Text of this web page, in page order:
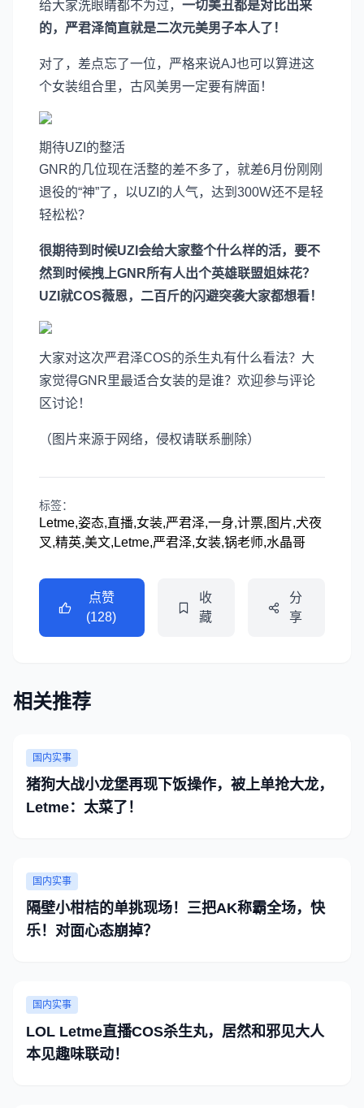
给大家洗眼睛都不为过， 一切美丑都是对比出来
的，严君泽简直就是二次元美男子本人了！
对了，差点忘了一位，严格来说AJ也可以算进这
个女装组合里，古风美男一定要有牌面！
期待UZI的整活
GNR的几位现在活整的差不多了，就差6月份刚刚
退役的“神”了，以UZI的人气，达到300W还不是轻
轻松松？
很期待到时候UZI会给大家整个什么样的活，要不
然到时候拽上GNR所有人出个英雄联盟姐妹花？
UZI就COS薇恩，二百斤的闪避突袭大家都想看！
大家对这次严君泽COS的杀生丸有什么看法？大
家觉得GNR里最适合女装的是谁？欢迎参与评论
区讨论！
（图片来源于网络，侵权请联系删除）
标签：
Letme,姿态,直播,女装,严君泽,一身,计票,图片,犬夜
叉,精英,美文,Letme,严君泽,女装,锅老师,水晶哥
点赞
(128)
收
藏
分
享
相关推荐
国内实事
猪狗大战小龙堡再现下饭操作，被上单抢大龙，
Letme：太菜了！
国内实事
隔壁小柑桔的单挑现场！三把AK称霸全场，快
乐！对面心态崩掉？
国内实事
LOL Letme直播COS杀生丸，居然和邪见大人
本见趣味联动！